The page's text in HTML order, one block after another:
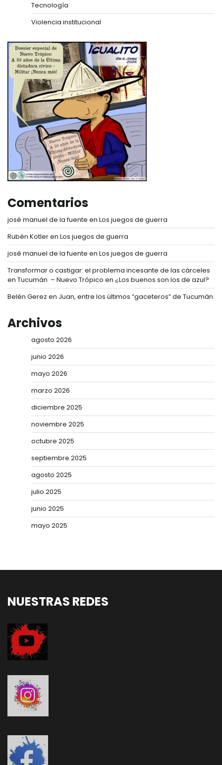
Tecnología
Violencia institucional
Comentarios
josé manuel de la fuente en Los juegos de guerra
Rubén Kotleren Los juegos de guerra
josé manuel de la fuente en Los juegos de guerra
Transformar o castigar: el problema incesante de las cárceles
en Tucumán – Nuevo Trópico en ¿Los buenos son los de azul?
Belén Gerez en Juan, entre los últimos “gaceteros” de Tucumán
Archivos
agosto 2026
junio 2026
mayo 2026
marzo 2026
diciembre 2025
noviembre 2025
octubre 2025
septiembre 2025
agosto 2025
julio 2025
junio 2025
mayo 2025
NUESTRAS REDES